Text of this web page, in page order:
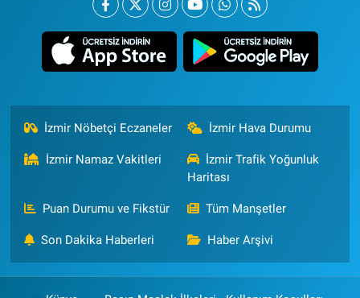
İzmir Nöbetçi Eczaneler İzmir Hava Durumu
İzmir Namaz Vakitleri
İzmir Trafik Yoğunluk
Haritası
Puan Durumu ve Fikstür Tüm Manşetler
Son Dakika Haberleri Haber Arşivi